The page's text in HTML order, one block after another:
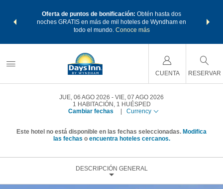
Oferta de puntos de bonificación:Obtén hasta dos
noches GRATIS en más de mil hoteles de Wyndham en
todo el mundo. Conoce más
de viaje
CUENTA RESERVAR
JUE, 06 AGO 2026
VIE, 07 AGO 2026
1 HABITACIÓN , 1 HUÉSPED
Cambiar fechas
Currency
Este hotel no está disponible en las fechas seleccionadas. Modifica
las fechas o encuentra hoteles cercanos.
DESCRIPCIÓN GENERAL